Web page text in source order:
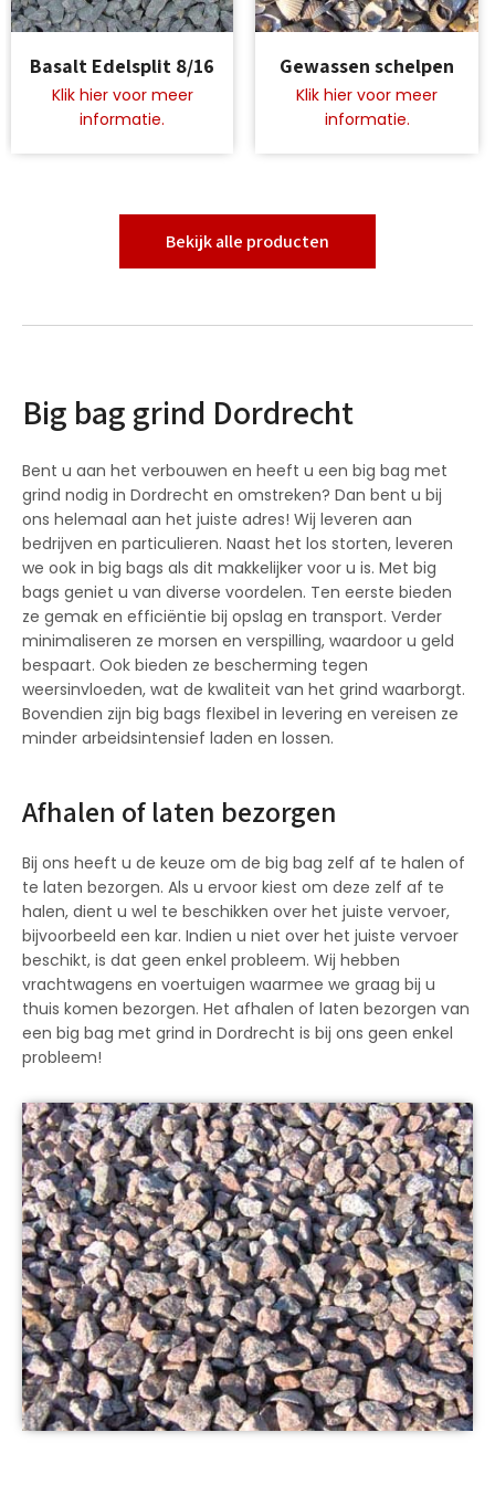
product
heeft
meerdere
Basalt Edelsplit 8/16
product
heeft
meerdere
kan
gekozen
Gewassen schelpen
Bekijk alle producten
Big bag grind Dordrecht
Bent u aan het verbouwen en heeft u een big bag met
grind nodig in Dordrecht en omstreken? Dan bent u bij
ons helemaal aan het juiste adres! Wij leveren aan
bedrijven en particulieren. Naast het los storten, leveren
we ook in big bags als dit makkelijker voor u is. Met big
bags geniet u van diverse voordelen. Ten eerste bieden
ze gemak en efficiëntie bij opslag en transport. Verder
minimaliseren ze morsen en verspilling, waardoor u geld
bespaart. Ook bieden ze bescherming tegen
weersinvloeden, wat de kwaliteit van het grind waarborgt.
Bovendien zijn big bags flexibel in levering en vereisen ze
minder arbeidsintensief laden en lossen.
Afhalen of laten bezorgen
Bij ons heeft u de keuze om de big bag zelf af te halen of
te laten bezorgen. Als u ervoor kiest om deze zelf af te
halen, dient u wel te beschikken over het juiste vervoer,
bijvoorbeeld een kar. Indien u niet over het juiste vervoer
beschikt, is dat geen enkel probleem. Wij hebben
vrachtwagens en voertuigen waarmee we graag bij u
thuis komen bezorgen. Het afhalen of laten bezorgen van
een big bag met grind in Dordrecht is bij ons geen enkel
probleem!